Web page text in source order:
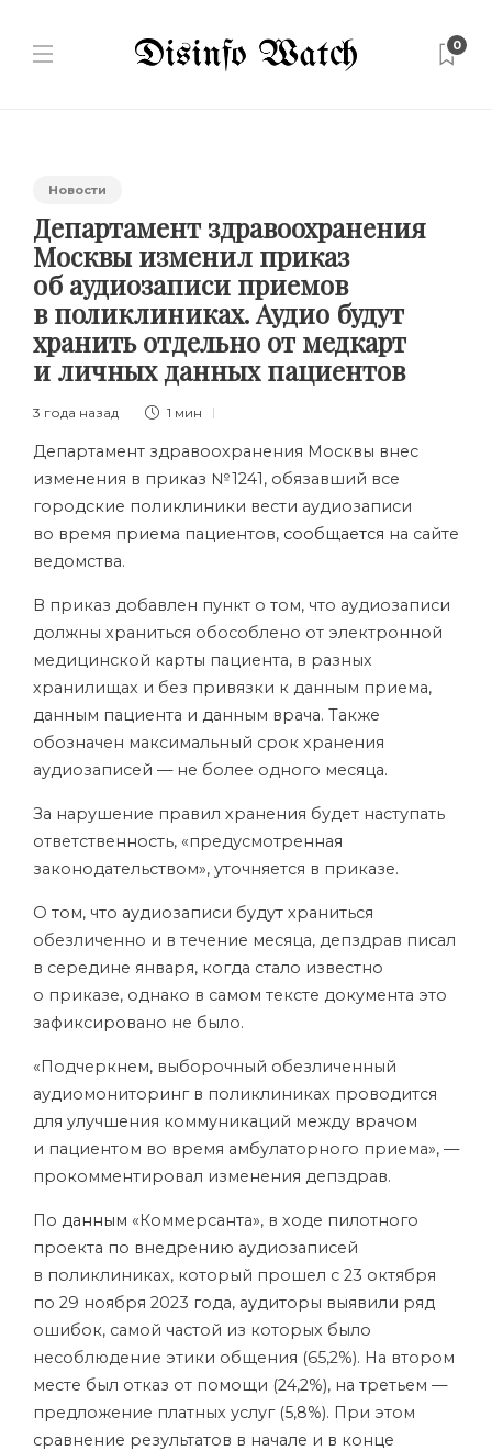
0
Новости
Департамент здравоохранения
Москвы изменил приказ
об аудиозаписи приемов
в поликлиниках. Аудио будут
хранить отдельно от медкарт
и личных данных пациентов
3 года назад 1 мин
Департамент здравоохранения Москвы внес
изменения в приказ № 1241, обязавший все
городские поликлиники вести аудиозаписи
во время приема пациентов, сообщается на сайте
ведомства.
В приказ добавлен пункт о том, что аудиозаписи
должны храниться обособлено от электронной
медицинской карты пациента, в разных
хранилищах и без привязки к данным приема,
данным пациента и данным врача. Также
обозначен максимальный срок хранения
аудиозаписей — не более одного месяца.
За нарушение правил хранения будет наступать
ответственность, «предусмотренная
законодательством», уточняется в приказе.
О том, что аудиозаписи будут храниться
обезличенно и в течение месяца, депздрав писал
в середине января, когда стало известно
о приказе, однако в самом тексте документа это
зафиксировано не было.
«Подчеркнем, выборочный обезличенный
аудиомониторинг в поликлиниках проводится
для улучшения коммуникаций между врачом
и пациентом во время амбулаторного приема», —
прокомментировал изменения депздрав.
По данным «Коммерсанта», в ходе пилотного
проекта по внедрению аудиозаписей
в поликлиниках, который прошел с 23 октября
по 29 ноября 2023 года, аудиторы выявили ряд
ошибок, самой частой из которых было
несоблюдение этики общения (65,2%). На втором
месте был отказ от помощи (24,2%), на третьем —
предложение платных услуг (5,8%). При этом
сравнение результатов в начале и в конце